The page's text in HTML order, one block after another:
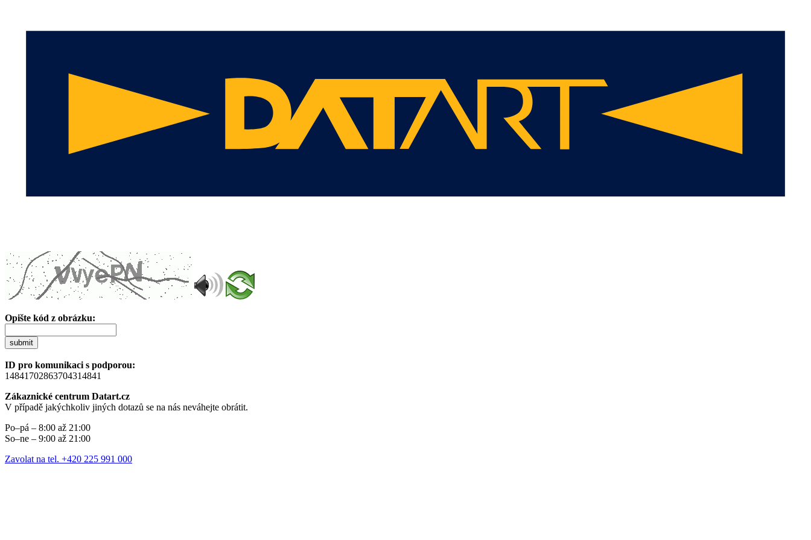
Opište kód z obrázku:
submit
ID pro komunikaci s podporou:
14841702863704314841
Zákaznické centrum Datart.cz
V případě jakýchkoliv jiných dotazů se na nás neváhejte obrátit.
Po–pá – 8:00 až 21:00
So–ne – 9:00 až 21:00
Zavolat na tel. +420 225 991 000